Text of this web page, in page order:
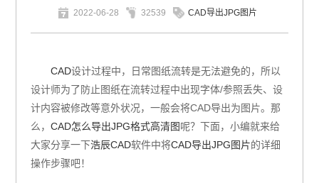
2022-06-28 32539 CAD导出JPG图片
CAD设计过程中，日常图纸流转是无法避免的，所以
设计师为了防止图纸在流转过程中出现字体/参照丢失、设
计内容被修改等意外状况，一般会将CAD导出为图片。那
么，CAD怎么导出JPG格式高清图呢？下面，小编就来给
大家分享一下浩辰CAD软件中将CAD导出JPG图片的详细
操作步骤吧！